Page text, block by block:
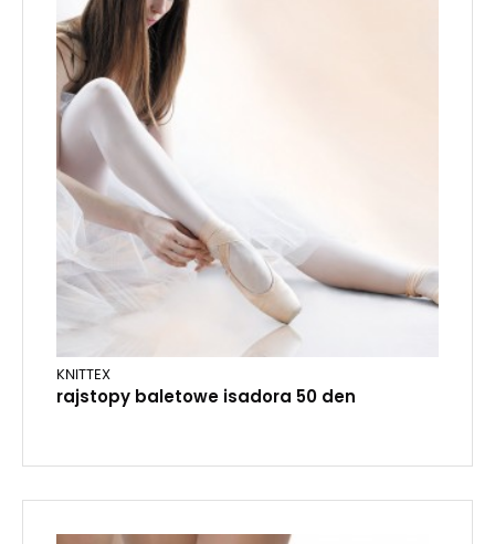
KNITTEX
rajstopy baletowe isadora 50 den